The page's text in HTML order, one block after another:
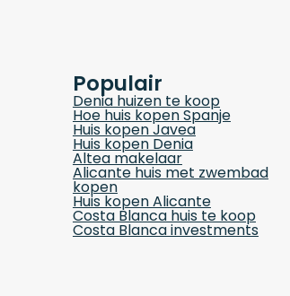
Populair
Denia huizen te koop
Hoe huis kopen Spanje
Huis kopen Javea
Huis kopen Denia
Altea makelaar
Alicante huis met zwembad
kopen
Huis kopen Alicante
Costa Blanca huis te koop
Costa Blanca investments